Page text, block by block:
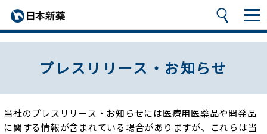
プレスリリース・お知らせ
当社のプレスリリース・お知らせには医療用医薬品や開発品
に関する情報が含まれている場合がありますが、
これらは当